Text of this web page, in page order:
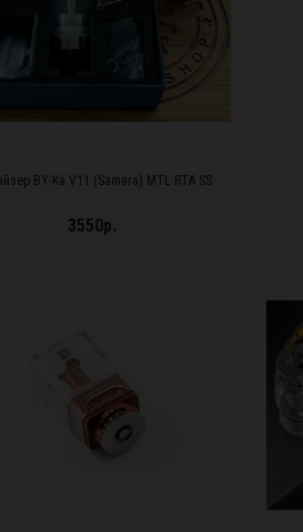
BY-Ka V11 (Samara) MTL RTA SS
3550р.